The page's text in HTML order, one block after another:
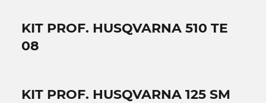
KIT PROF. HUSQVARNA 510 TE
08
KIT PROF. HUSQVARNA 125 SM